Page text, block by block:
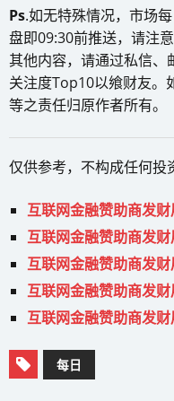
Ps.如无特殊情况，市场
盘即09:30前推送，请注
其他内容，请通过私信、
关注度Top10以飨财友。
等之责任归原作者所有。
仅供参考，不构成任何投
互联网金融赞助商发
互联网金融赞助商发
互联网金融赞助商发
互联网金融赞助商发
互联网金融赞助商发
每日